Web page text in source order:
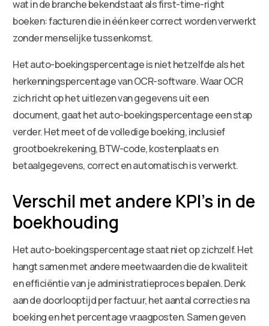
wat in de branche bekendstaat als first-time-right
boeken: facturen die in één keer correct worden verwerkt
zonder menselijke tussenkomst.
Het auto-boekingspercentage is niet hetzelfde als het
herkenningspercentage van OCR-software. Waar OCR
zich richt op het uitlezen van gegevens uit een
document, gaat het auto-boekingspercentage een stap
verder. Het meet of de volledige boeking, inclusief
grootboekrekening, BTW-code, kostenplaats en
betaalgegevens, correct en automatisch is verwerkt.
Verschil met andere KPI’s in de
boekhouding
Het auto-boekingspercentage staat niet op zichzelf. Het
hangt samen met andere meetwaarden die de kwaliteit
en efficiëntie van je administratieproces bepalen. Denk
aan de doorlooptijd per factuur, het aantal correcties na
boeking en het percentage vraagposten. Samen geven